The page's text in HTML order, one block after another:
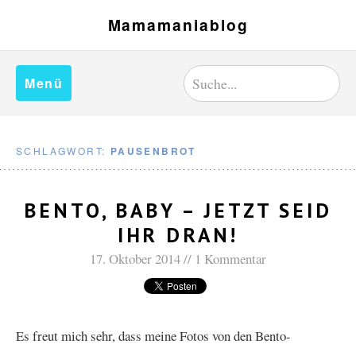
Mamamaniablog
Menü
SCHLAGWORT: PAUSENBROT
BENTO, BABY – JETZT SEID
IHR DRAN!
17. Oktober 2014 1 Kommentar
Es freut mich sehr, dass meine Fotos von den Bento-